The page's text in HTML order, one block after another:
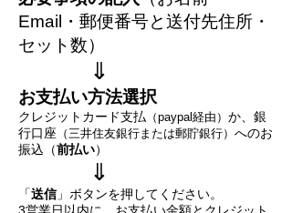
Email・郵便番号と送付先住所・
セット数）
⇓
お支払い方法選択
クレジットカード支払 （paypal経由） か、銀
行口座 （三井住友銀行または郵貯銀行） へのお
振込（前払い）
⇓
「送信」ボタンを押してください。